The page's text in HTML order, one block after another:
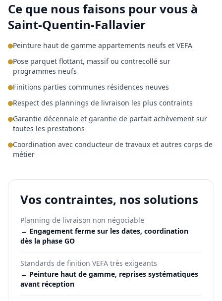
Ce que nous faisons pour vous à
Saint-Quentin-Fallavier
Peinture haut de gamme appartements neufs et VEFA
Pose parquet flottant, massif ou contrecollé sur
programmes neufs
Finitions parties communes résidences neuves
Respect des plannings de livraison les plus contraints
Garantie décennale et garantie de parfait achèvement sur
toutes les prestations
Coordination avec conducteur de travaux et autres corps de
métier
Vos contraintes, nos solutions
Planning de livraison non négociable
→ Engagement ferme sur les dates, coordination
dès la phase GO
Standards de finition VEFA très exigeants
→ Peinture haut de gamme, reprises systématiques
avant réception